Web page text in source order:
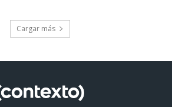
Cargar más